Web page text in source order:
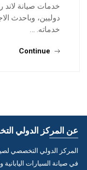
خدمات صيانة
دوليين، وباحدث
خدماته. …
Continue
عن المركز الدولي
المركز الدولي التخصصي
في صيانة السيارات اليابانية